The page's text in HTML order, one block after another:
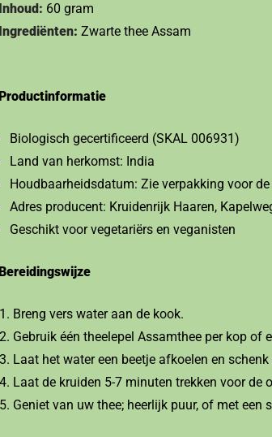
Inhoud: 60 gram
Ingrediënten: Zwarte thee Assam
Productinformatie
Biologisch gecertificeerd (SKAL 006931)
Land van herkomst: India
Houdbaarheidsdatum: Zie verpakking voor
Adres producent: Kruidenrijk Haaren,
Geschikt voor vegetariërs en veganisten
Bereidingswijze
Breng vers water aan de kook.
Gebruik één theelepel Assamthee per kop of
Laat het water een beetje afkoelen en
Laat de kruiden 5-7 minuten trekken voor de
Geniet van uw thee; heerlijk puur, of met